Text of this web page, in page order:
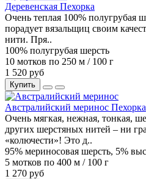
Деревенская Пехорка
Очень теплая 100% полугрубая
порадует вязальщиц своим
нити. Пря..
100% полугрубая шерсть
10 мотков по 250 м / 100 г
1 520 руб
Купить
Австралийский меринос Пехорка
Очень мягкая, нежная, тонкая,
других шерстяных нитей – ни
«колючести»! Это д..
95% мериносовая шерсть, 5%
5 мотков по 400 м / 100 г
1 270 руб